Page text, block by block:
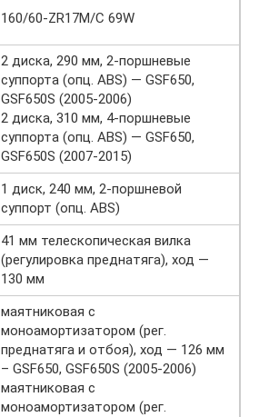
160/60-ZR17M/C 69W
2 диска, 290 мм, 2-поршневые
суппорта (опц. ABS) — GSF650,
GSF650S (2005-2006)
2 диска, 310 мм, 4-поршневые
суппорта (опц. ABS) — GSF650,
GSF650S (2007-2015)
1 диск, 240 мм, 2-поршневой
суппорт (опц. ABS)
41 мм телескопическая вилка
(регулировка преднатяга), ход —
130 мм
маятниковая с
моноамортизатором (рег.
преднатяга и отбоя), ход — 126 мм
– GSF650, GSF650S (2005-2006)
маятниковая с
моноамортизатором (рег.